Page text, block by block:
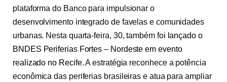
plataforma do Banco para impulsionar o
desenvolvimento integrado de favelas e comunidades
urbanas. Nesta quarta-feira, 30, também foi lançado o
BNDES Periferias Fortes – Nordeste em evento
realizado no Recife. A estratégia reconhece a potência
econômica das periferias brasileiras e atua para ampliar